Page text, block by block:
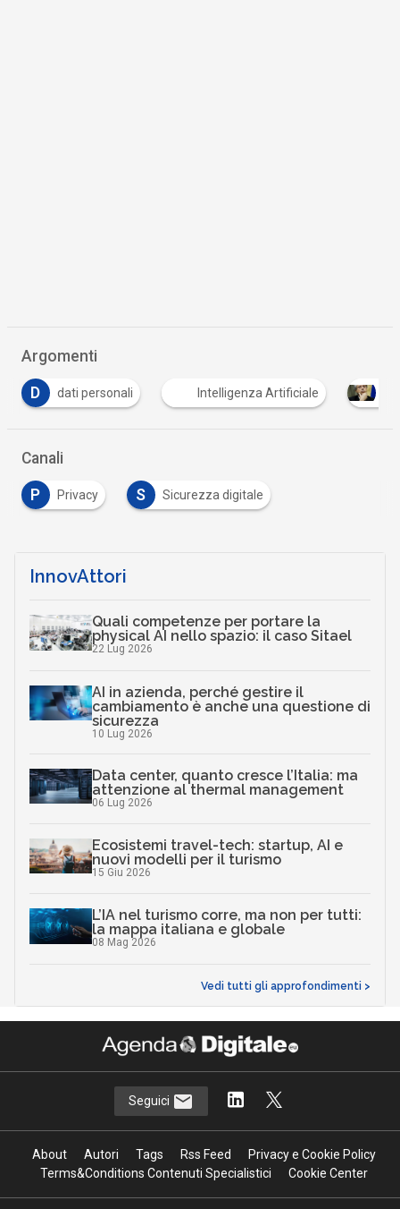
Argomenti
Intelligenza Artificiale La protezione dei dati
Canali
P Privacy S Sicurezza digitale
InnovAttori
Quali competenze per portare la
physical AI nello spazio: il caso Sitael
22 Lug 2026
AI in azienda, perché gestire il
cambiamento è anche una questione di
sicurezza
10 Lug 2026
Data center, quanto cresce l’Italia: ma
attenzione al thermal management
06 Lug 2026
Ecosistemi travel-tech: startup, AI e
nuovi modelli per il turismo
15 Giu 2026
L’IA nel turismo corre, ma non per tutti:
la mappa italiana e globale
08 Mag 2026
Vedi tutti gli approfondimenti >
Seguici
About Autori Tags Rss Feed
Privacy e Cookie Policy
Terms&Conditions Contenuti Specialistici
Cookie Center